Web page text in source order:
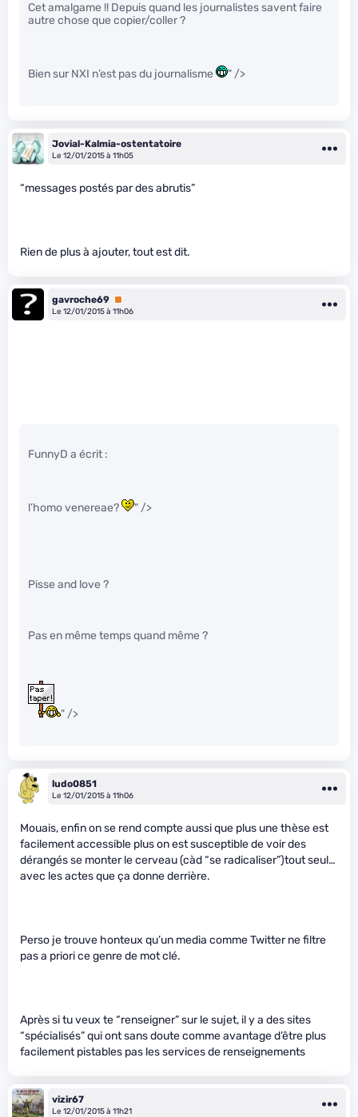
Cet amalgame !! Depuis quand les journalistes savent faire
autre chose que copier/coller ?
Bien sur NXI n’est pas du journalisme " />
Jovial-Kalmia-ostentatoire
Le 12/01/2015 à 11h05
“messages postés par des abrutis”
Rien de plus à ajouter, tout est dit.
gavroche69 Premium
Le 12/01/2015 à 11h06
FunnyD a écrit :
l’homo venereae? " />
Pisse and love ?
Pas en même temps quand même ?
" />
ludo0851
Le 12/01/2015 à 11h06
Mouais, enfin on se rend compte aussi que plus une thèse est
facilement accessible plus on est susceptible de voir des
dérangés se monter le cerveau (càd “se radicaliser”)tout seul…
avec les actes que ça donne derrière.
Perso je trouve honteux qu’un media comme Twitter ne filtre
pas a priori ce genre de mot clé.
Après si tu veux te “renseigner” sur le sujet, il y a des sites
“spécialisés” qui ont sans doute comme avantage d’être plus
facilement pistables pas les services de renseignements
vizir67
Le 12/01/2015 à 11h21